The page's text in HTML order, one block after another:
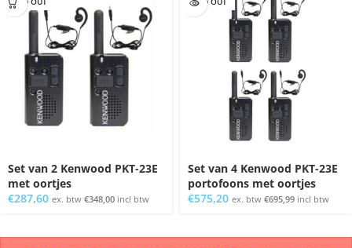
Set van 2 Kenwood PKT-23E
met oortjes
€287,60 ex. btw €348,00 incl btw
Set van 4 Kenwood PKT-23E
portofoons met oortjes
€575,20 ex. btw €695,99 incl btw